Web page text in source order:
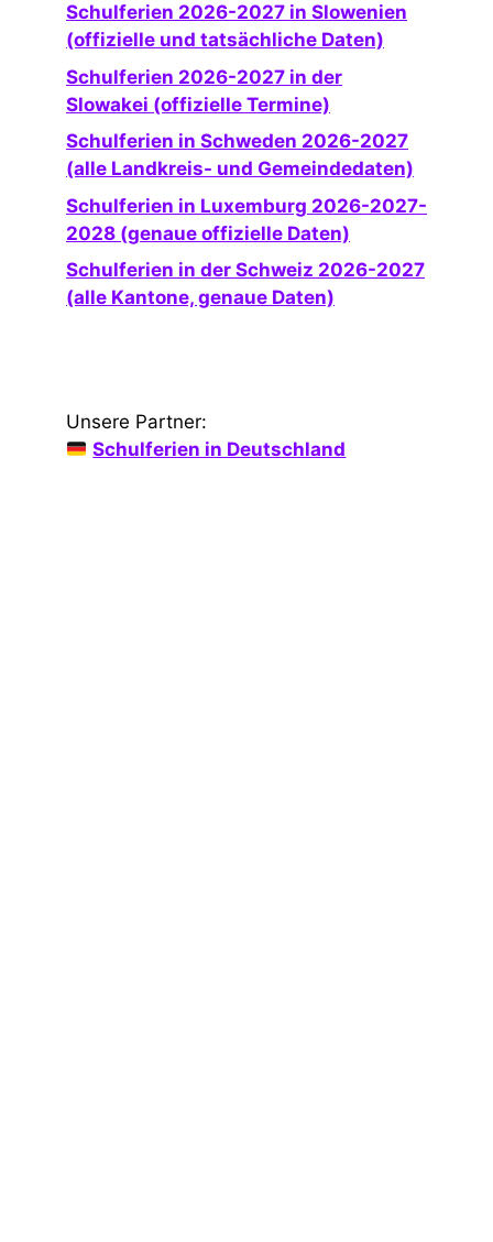
Schulferien 2026-2027 in Slowenien
(offizielle und tatsächliche Daten)
Schulferien 2026-2027 in der
Slowakei (offizielle Termine)
Schulferien in Schweden 2026-2027
(alle Landkreis- und Gemeindedaten)
Schulferien in Luxemburg 2026-2027-
2028 (genaue offizielle Daten)
Schulferien in der Schweiz 2026-2027
(alle Kantone, genaue Daten)
Unsere Partner:
Schulferien in Deutschland